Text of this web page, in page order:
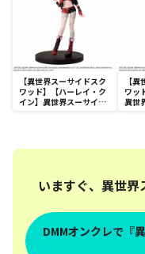
【異世界スーサイドスク
ワッド】【ハーレイ・ク
イン】異世界スーサイ
【
ワッ
異世
いますぐ、異世界
DMMオンクレで『